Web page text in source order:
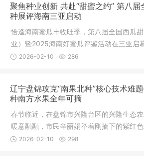
聚焦种业创新 共赴“甜蜜之约” 第八
种展评海南三亚启动
恰逢海南蜜瓜丰收旺季，第八届全国西瓜
亚）暨2025海南好蜜瓜评鉴活动在三亚启
业专家、采购商、种植户齐聚三亚，共赴
2026-02-10 286
辽宁盘锦攻克“南果北种”核心技术难
种南方水果全年可摘
春节临近，在盘锦市兴隆台区的兴隆生态
暖意融融，市民辛丽娟举着刚摘下的紫红
尝！刚摘的长果桑又甜又嫩，不用洗，直
2026-02-10 298